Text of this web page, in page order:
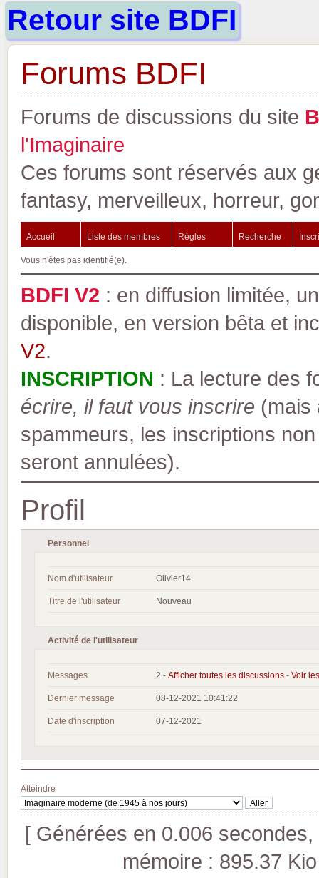
Retour site BDFI
Forums BDFI
Forums de discussions du site B
l'Imaginaire
Ces forums sont réservés aux
fantasy, merveilleux, horreur,
Accueil Liste des membres Règles Recherche
Vous n'êtes pas identifié(e).
BDFI V2 : en diffusion limitée,
disponible, en version bêta et
V2.
INSCRIPTION : La lecture des
écrire, il faut vous inscrire (mais
spammeurs, les inscriptions
seront annulées).
Profil
Personnel
Nom d'utilisateur Olivier14
Titre de l'utilisateur Nouveau
Activité de l'utilisateur
Messages 2 -Afficher toutes les discussions -Voir
Dernier message 08-12-2021 10:41:22
Date d'inscription 07-12-2021
Atteindre
[ Générées en 0.006
mémoire : 895.37